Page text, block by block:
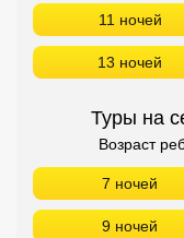
11 ночей
13 ночей
Туры на
Возраст
7 ночей
9 ночей